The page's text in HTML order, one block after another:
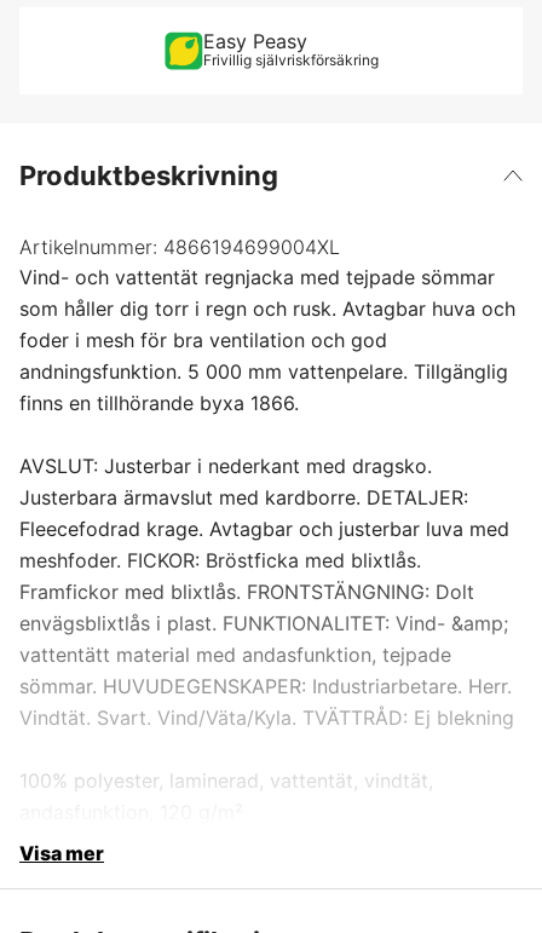
XXL
XXXL
4XL
Easy Peasy
Frivillig självriskförsäkring
Produktbeskrivning
Artikelnummer: 4866194699004XL
Vind- och vattentät regnjacka med tejpade sömmar
som håller dig torr i regn och rusk. Avtagbar huva och
foder i mesh för bra ventilation och god
andningsfunktion. 5 000 mm vattenpelare. Tillgänglig
finns en tillhörande byxa 1866.
AVSLUT: Justerbar i nederkant med dragsko.
Justerbara ärmavslut med kardborre. DETALJER:
Fleecefodrad krage. Avtagbar och justerbar luva med
meshfoder. FICKOR: Bröstficka med blixtlås.
Framfickor med blixtlås. FRONTSTÄNGNING: Dolt
envägsblixtlås i plast. FUNKTIONALITET: Vind- &amp;
vattentätt material med andasfunktion, tejpade
sömmar. HUVUDEGENSKAPER: Industriarbetare. Herr.
Vindtät. Svart. Vind/Väta/Kyla. TVÄTTRÅD: Ej blekning
100% polyester, laminerad, vattentät, vindtät,
Visa mer